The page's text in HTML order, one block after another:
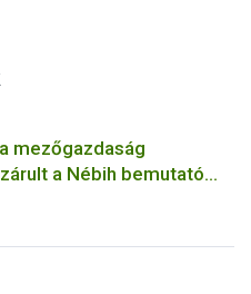
mezőgazdaság
a Nébih bemutató